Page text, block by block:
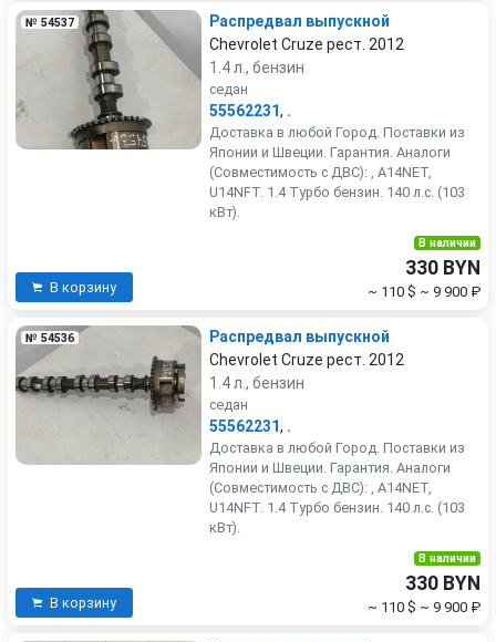
№ 54537
Распредвал выпускной
Chevrolet Cruze рест. 2012
1.4 л., бензин
седан
55562231, .
Доставка в любой Город. Поставки из
Японии и Швеции. Гарантия. Аналоги
(Совместимость с ДВС): , A14NET,
U14NFT. 1.4 Турбо бензин. 140 л.с. (103
кВт).
В корзину
В наличии
330 BYN
~ 110 $ ~ 9 900 ₽
№ 54536
Распредвал выпускной
Chevrolet Cruze рест. 2012
1.4 л., бензин
седан
55562231, .
Доставка в любой Город. Поставки из
Японии и Швеции. Гарантия. Аналоги
(Совместимость с ДВС): , A14NET,
U14NFT. 1.4 Турбо бензин. 140 л.с. (103
кВт).
В корзину
В наличии
330 BYN
~ 110 $ ~ 9 900 ₽